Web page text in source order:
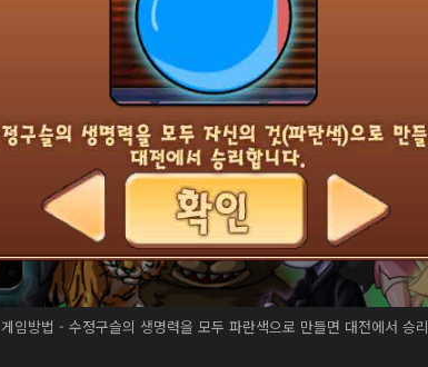
게임방법 - 수정구슬의 생명력을 모두 파란색으로 만들면 대전에서 승리